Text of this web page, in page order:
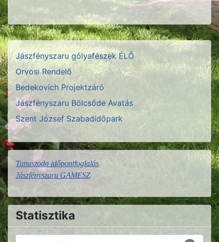
Jászfényszaru gólyafészek ÉLŐ
Orvosi Rendelő
Bedekovich Projektzáró
Jászfényszaru Bölcsőde Avatás
Szent József Szabadidőpark
Tanuszoda időpontfoglalás
Jászfényszaru GAMESZ
Statisztika